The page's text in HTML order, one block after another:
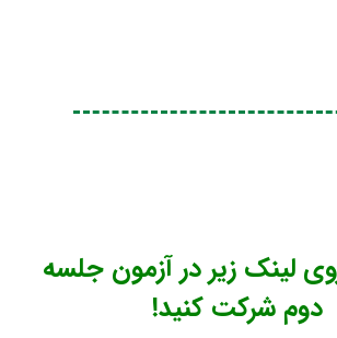
لینک زیر در آزمون جلسه
دوم شرکت کنید!